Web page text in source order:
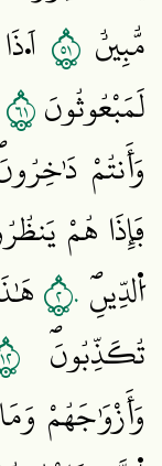
مُّبِينٌ ١٥
لَمَبْعُوثُونَ١٦
وَأَنتُمْ
فَإِذَا هُمْ
اُ۬لدِّينِۖ٢٠
تُكَذِّبُونَۖ
وَأَزْوَٰجَهُمْ